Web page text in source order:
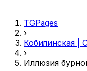
TGPages
›
Кобилинская |
›
Иллюзия